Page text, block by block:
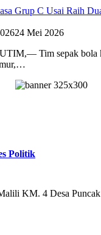
Grup C Usai Raih
24 Mei 2026
Tim sepak bola
Politik
KM. 4 Desa